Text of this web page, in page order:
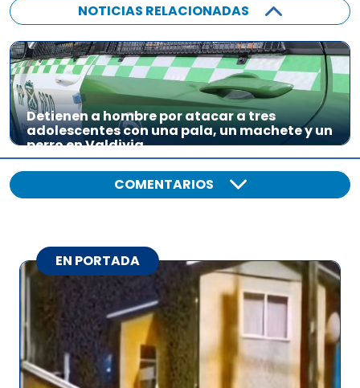
NOTICIAS RELACIONADAS
Detienen a hombre por atacar a tres
adolescentes con una pala, un machete y un
perro en Valdivia
COMENTARIOS
EN PORTADA